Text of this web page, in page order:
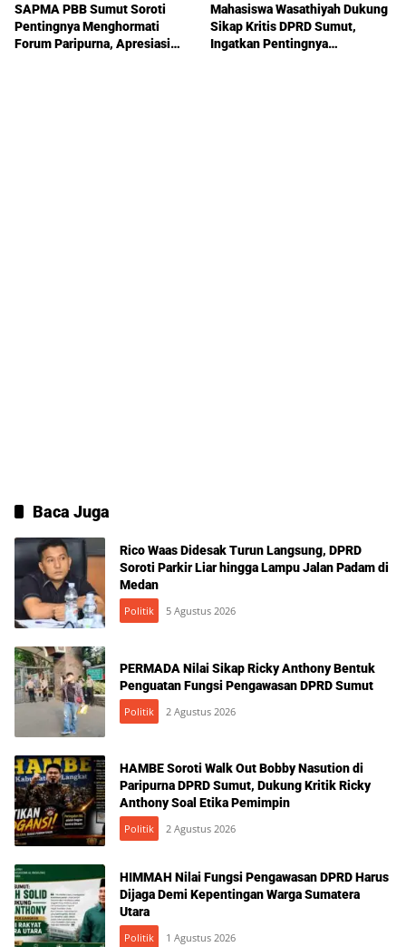
SAPMA PBB Sumut Soroti
Pentingnya Menghormati
Forum Paripurna, Apresiasi
Mahasiswa Wasathiyah Dukung
Sikap Kritis DPRD Sumut,
Ingatkan Pentingnya
Baca Juga
Rico Waas Didesak Turun Langsung, DPRD
Soroti Parkir Liar hingga Lampu Jalan Padam di
Medan
Politik 5 Agustus 2026
PERMADA Nilai Sikap Ricky Anthony Bentuk
Penguatan Fungsi Pengawasan DPRD Sumut
Politik 2 Agustus 2026
HAMBE Soroti Walk Out Bobby Nasution di
Paripurna DPRD Sumut, Dukung Kritik Ricky
Anthony Soal Etika Pemimpin
Politik 2 Agustus 2026
HIMMAH Nilai Fungsi Pengawasan DPRD Harus
Dijaga Demi Kepentingan Warga Sumatera
Utara
Politik 1 Agustus 2026